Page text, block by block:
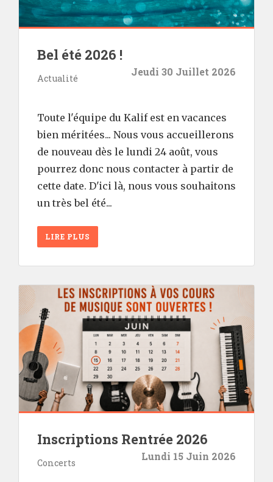
Bel été 2026 !
Actualité
Jeudi 30 Juillet 2026
Toute l'équipe du Kalif est en vacances
bien méritées... Nous vous accueillerons
de nouveau dès le lundi 24 août, vous
pourrez donc nous contacter à partir de
cette date. D'ici là, nous vous souhaitons
un très bel été...
LIRE PLUS
Inscriptions Rentrée 2026
Concerts
Lundi 15 Juin 2026